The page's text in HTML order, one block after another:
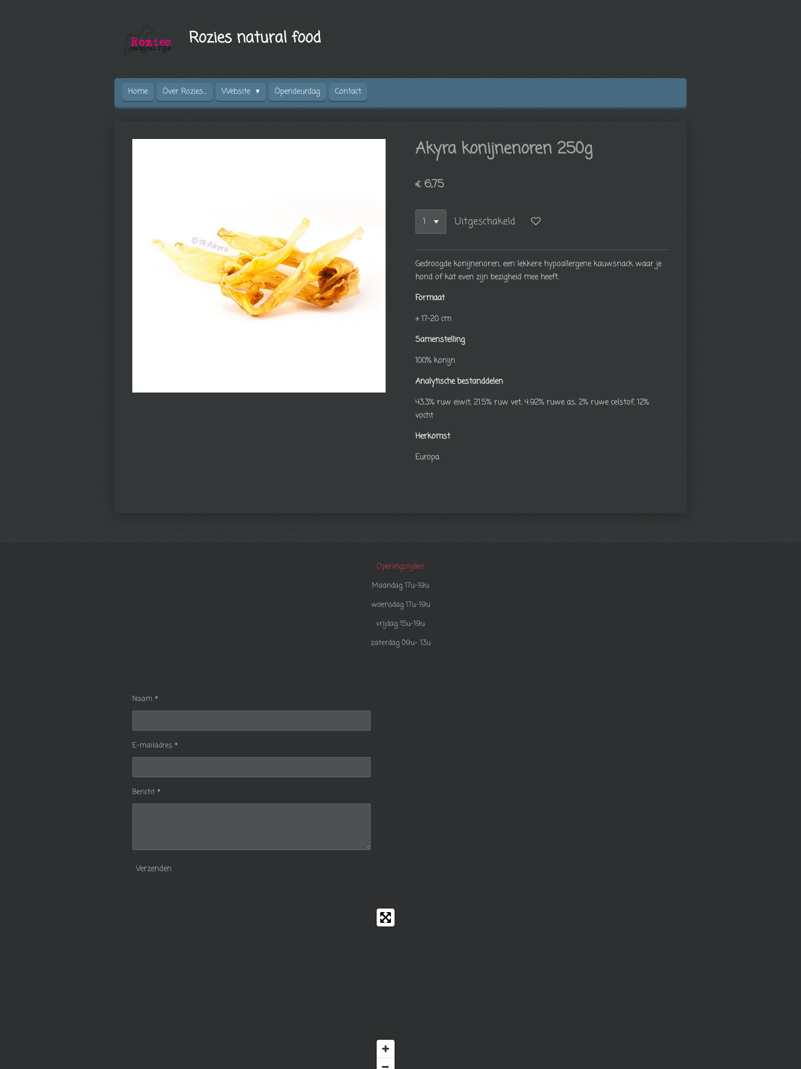
Rozies natural food
Home Over Rozies... Website Opendeurdag Contact
Akyra konijnenoren 250g
€ 6,75
Uitgeschakeld
Gedroogde konijnenoren, een lekkere hypoallergene kauwsnack waar je
hond of kat even zijn bezigheid mee heeft.
Formaat
± 17-20 cm
Samenstelling
100% konijn
Analytische bestanddelen
43.3% ruw eiwit, 21.5% ruw vet, 4.92% ruwe as, 2% ruwe celstof, 12%
vocht
Herkomst
Europa
Openingstijden
Maandag 17u-19u
woensdag 17u-19u
vrijdag 15u-19u
zaterdag 09u- 13u
Naam *
E-mailadres *
Bericht *
Verzenden